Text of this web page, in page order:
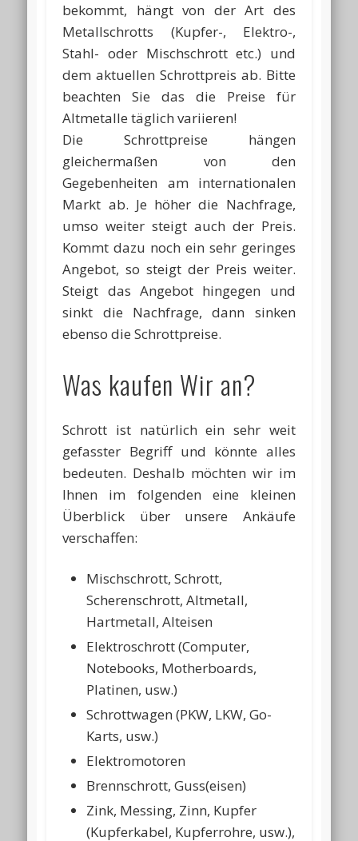
bekommt, hängt von der Art des
Metallschrotts (Kupfer-, Elektro-,
Stahl- oder Mischschrott etc.) und
dem aktuellen Schrottpreis ab. Bitte
beachten Sie das die Preise für
Altmetalle täglich variieren!
Die Schrottpreise hängen
gleichermaßen von den
Gegebenheiten am internationalen
Markt ab. Je höher die Nachfrage,
umso weiter steigt auch der Preis.
Kommt dazu noch ein sehr geringes
Angebot, so steigt der Preis weiter.
Steigt das Angebot hingegen und
sinkt die Nachfrage, dann sinken
ebenso die Schrottpreise.
Was kaufen Wir an?
Schrott ist natürlich ein sehr weit
gefasster Begriff und könnte alles
bedeuten. Deshalb möchten wir im
Ihnen im folgenden eine kleinen
Überblick über unsere Ankäufe
verschaffen:
Mischschrott, Schrott,
Scherenschrott, Altmetall,
Hartmetall, Alteisen
Elektroschrott (Computer,
Notebooks, Motherboards,
Platinen, usw.)
Schrottwagen (PKW, LKW, Go-
Karts, usw.)
Elektromotoren
Brennschrott, Guss(eisen)
Zink, Messing, Zinn, Kupfer
(Kupferkabel, Kupferrohre, usw.),